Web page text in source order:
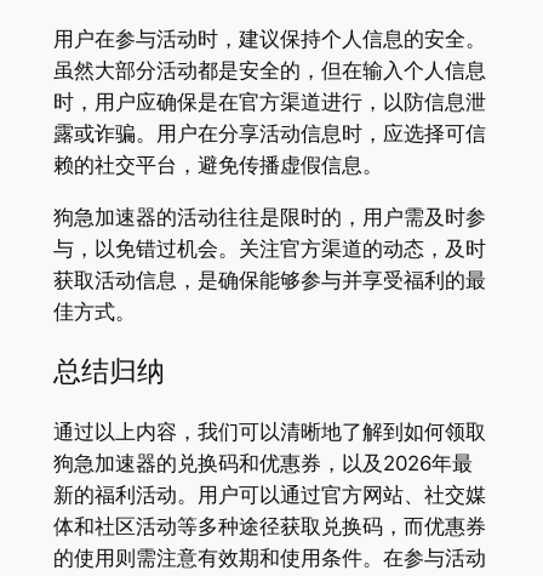
用户在参与活动时，建议保持个人信息的安全。
虽然大部分活动都是安全的，但在输入个人信息
时，用户应确保是在官方渠道进行，以防信息泄
露或诈骗。用户在分享活动信息时，应选择可信
赖的社交平台，避免传播虚假信息。
狗急加速器的活动往往是限时的，用户需及时参
与，以免错过机会。关注官方渠道的动态，及时
获取活动信息，是确保能够参与并享受福利的最
佳方式。
总结归纳
通过以上内容，我们可以清晰地了解到如何领取
狗急加速器的兑换码和优惠券，以及2026年最
新的福利活动。用户可以通过官方网站、社交媒
体和社区活动等多种途径获取兑换码，而优惠券
的使用则需注意有效期和使用条件。在参与活动